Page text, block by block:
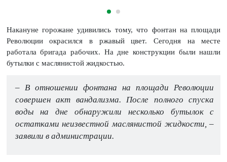
Накануне горожане удивились тому, что фонтан на площади
Революции окрасился в ржавый цвет. Сегодня на месте
работала бригада рабочих. На дне конструкции были нашли
бутылки с маслянистой жидкостью.
– В отношении фонтана на площади Революции
совершен акт вандализма. После полного спуска
воды на дне обнаружили несколько бутылок с
остатками неизвестной маслянистой жидкости, –
заявили в администрации.